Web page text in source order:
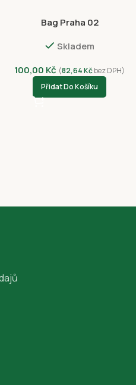
Bag Praha 02
Skladem
100,00 Kč (82,64Kčbez DPH)
Přidat Do Košíku